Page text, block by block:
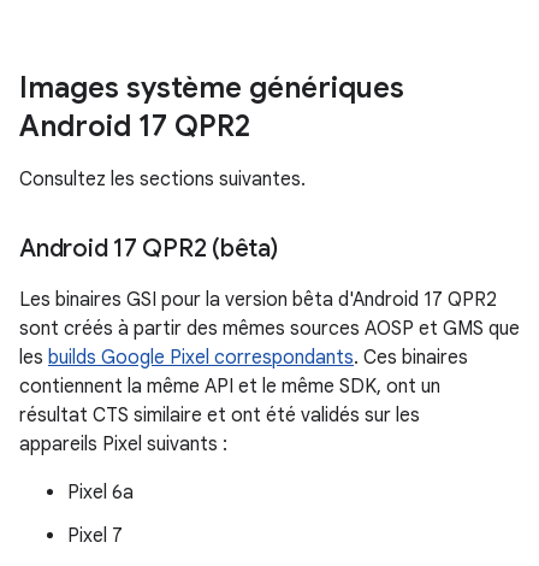
Images système génériques
Android 17 QPR2
Consultez les sections suivantes.
Android 17 QPR2 (bêta)
Les binaires GSI pour la version bêta d'Android 17 QPR2
sont créés à partir des mêmes sources AOSP et GMS que
les builds Google Pixel correspondants. Ces binaires
contiennent la même API et le même SDK, ont un
résultat CTS similaire et ont été validés sur les
appareils Pixel suivants :
Pixel 6a
Pixel 7